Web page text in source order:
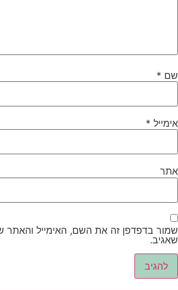
*
*
בדפדפן זה את השם, האימייל והאתר